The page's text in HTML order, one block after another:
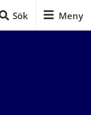
Sök Meny